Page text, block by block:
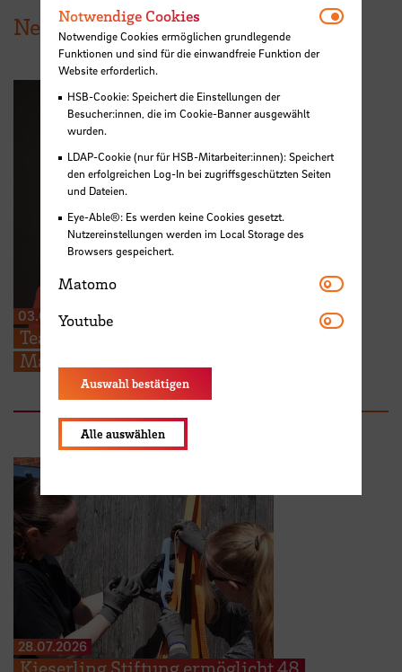
News aus der HSB
03.08.2026
Teaching Award der Academy of
Management für Dr. Humberta Silva
28.07.2026
Notwendige Cookies
Notwendige Cookies ermöglichen grundlegende
Funktionen und sind für die einwandfreie Funktion der
Website erforderlich.
HSB-Cookie: Speichert die Einstellungen der
Besucher:innen, die im Cookie-Banner ausgewählt
wurden.
LDAP-Cookie (nur für HSB-Mitarbeiter:innen): Speichert
den erfolgreichen Log-In bei zugriffsgeschützten Seiten
und Dateien.
Eye-Able®: Es werden keine Cookies gesetzt.
Nutzereinstellungen werden im Local Storage des
Browsers gespeichert.
Matomo Matomo
Youtube Youtube
Auswahl bestätigen
Alle auswählen